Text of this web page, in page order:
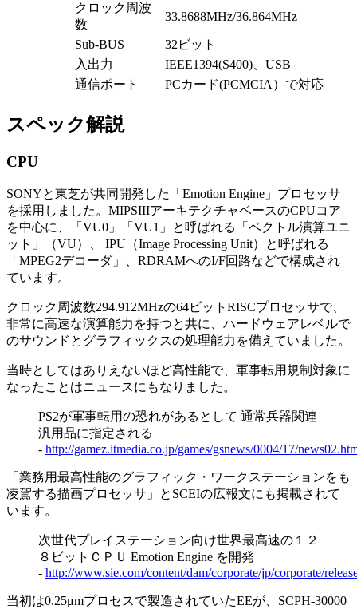
クロック周波
数
33.8688MHz/36.864MHz
Sub-BUS
32ビット
入出力
IEEE1394(S400)、USB
通信ポート
PCカード(PCMCIA）で対応
スペック解説
CPU
SONYと東芝が共同開発した「Emotion Engine」プロセッサ
を採用しました。MIPSIIIアーキテクチャベースのCPUコア
を中心に、「VU0」「VU1」と呼ばれる「ベクトル演算ユニ
ット」（VU）、 IPU（Image Processing Unit）と呼ばれる
「MPEG2デコーダ」、RDRAMへのI/F回路などで構成され
ています。
クロック周波数294.912MHzの64ビットRISCプロセッサで、
非常に高速な演算能力を持つと共に、ハードウェアレベルで
のサウンドとグラフィックスの処理能力を備えていました。
当時としてはありえないほど高性能で、軍事転用規制対象に
なったことはニュースにもなりました。
PS2が軍事転用の恐れがあるとして 通常兵器関連
汎用品に指定される
- http://gamez.itmedia.co.jp/games/gsnews/0004/17/
「業務用最高性能のグラフィック・ワークステーションをも
凌駕する描画プロセッサ」とSCEIの広報文にも掲載されて
います。
次世代プレイステーション向け世界最高速の１２
８ビットＣＰＵ Emotion Engine を開発
- http://www.sie.com/content/dam/corporate/jp/corporate/
当初は0.25μmプロセスで製造されていたEEが、SCPH-30000